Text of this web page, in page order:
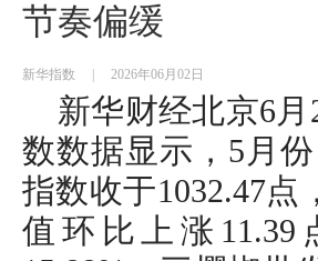
节奏偏缓
新华指数 2026年06月02日
新华财经北京6
数数据显示，5月
指数收于1032.47点
值环比上涨